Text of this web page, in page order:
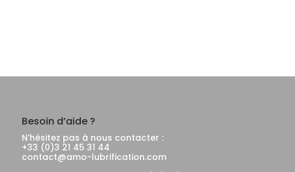
Besoin d’aide ?
N’hésitez pas à nous contacter :
+33 (0)3 21 45 31 44
contact@amo-lubrification.com